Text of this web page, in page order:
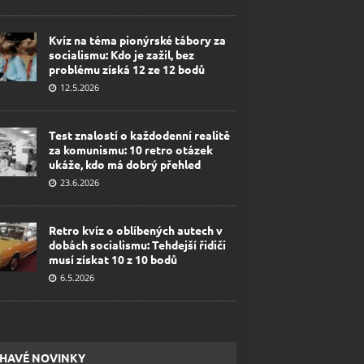
Kvíz na téma pionýrské tábory za
socialismu: Kdo je zažil, bez
problému získá 12 ze 12 bodů
12.5.2026
Test znalostí o každodenní realitě
za komunismu: 10 retro otázek
ukáže, kdo má dobrý přehled
23.6.2026
Retro kvíz o oblíbených autech v
dobách socialismu: Tehdejší řidiči
musí získat 10 z 10 bodů
6.5.2026
NOVINKY